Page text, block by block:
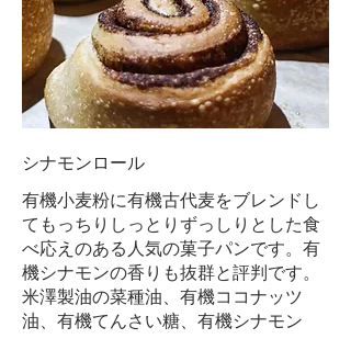
シナモンロール
有機小麦粉に有機古代麦をブレンドし
てもっちりしっとりずっしりとした食
べ応えのある人気の菓子パンです。有
機シナモンの香りも抜群と評判です。
米澤製油の菜種油、有機ココナッツ
油、有機てんさい糖、有機シナモン